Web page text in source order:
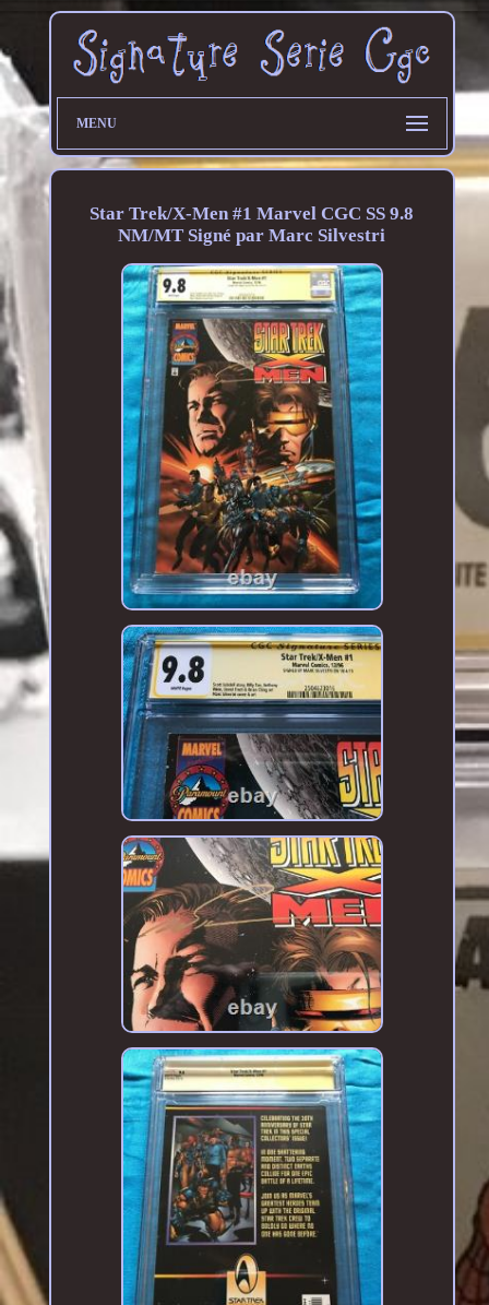
MENU
Star Trek/X-Men #1 Marvel CGC SS 9.8
NM/MT Signé par Marc Silvestri